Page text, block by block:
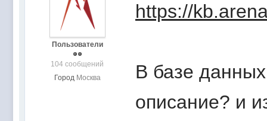
Пользователи
104 сообщений
Город Москва
https://
В базе
описание? и